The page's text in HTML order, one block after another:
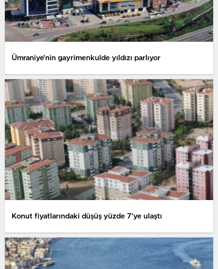
Ümraniye’nin gayrimenkulde yıldızı parlıyor
Konut fiyatlarındaki düşüş yüzde 7’ye ulaştı